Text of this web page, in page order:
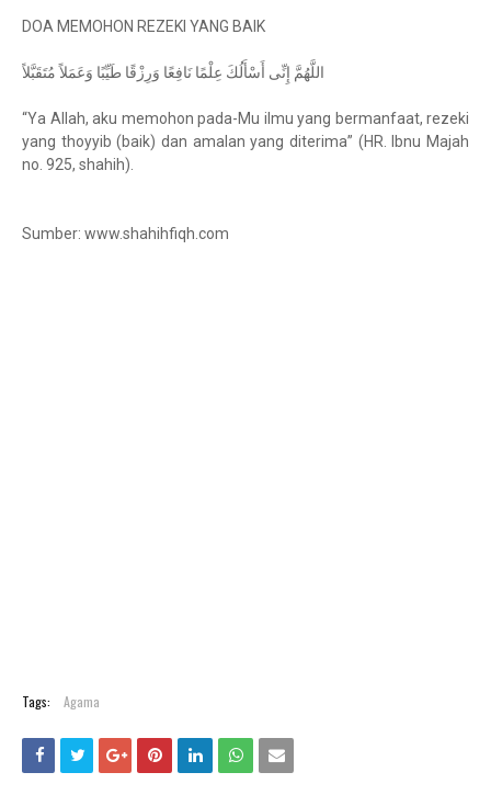
DOA MEMOHON REZEKI YANG BAIK
اللَّهُمَّ إِنِّى أَسْأَلُكَ عِلْمًا نَافِعًا وَرِزْقًا طَيِّبًا وَعَمَلاً مُتَقَبَّلاً
“Ya Allah, aku memohon pada-Mu ilmu yang bermanfaat, rezeki
yang thoyyib (baik) dan amalan yang diterima” (HR. Ibnu Majah
no. 925, shahih).
Sumber: www.shahihfiqh.com
Tags: Agama